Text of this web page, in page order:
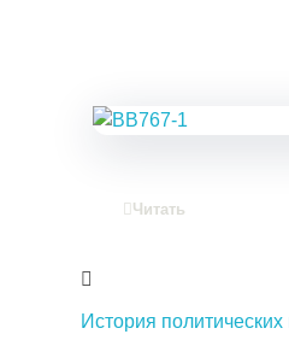
История
Читать